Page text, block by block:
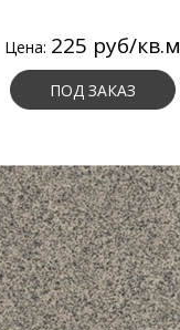
Цена: 225 руб/кв.м
ПОД ЗАКАЗ